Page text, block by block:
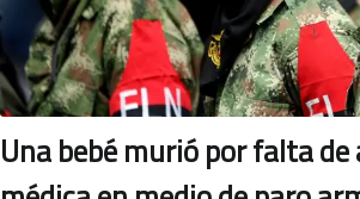
Una bebé murió por falta